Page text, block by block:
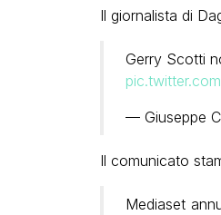
Il giornalista di
Gerry Scotti
— Giuseppe
Il comunicato
Mediaset